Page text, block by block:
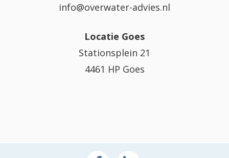
info@overwater-advies.nl
Locatie Goes
Stationsplein 21
4461 HP Goes